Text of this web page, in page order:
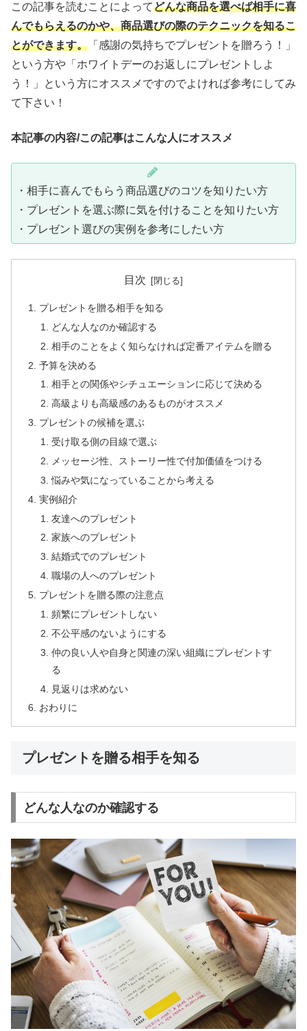
この記事を読むことによってどんな商品を選べば相手に喜
んでもらえるのかや、商品選びの際のテクニックを知るこ
とができます。 「感謝の気持ちでプレゼントを贈ろう！」
という方や「ホワイトデーのお返しにプレゼントしよ
う！」という方にオススメですのでよければ参考にしてみ
て下さい！
本記事の内容/この記事はこんな人にオススメ
・相手に喜んでもらう商品選びのコツを知りたい方
・プレゼントを選ぶ際に気を付けることを知りたい方
・プレゼント選びの実例を参考にしたい方
目次
プレゼントを贈る相手を知る
どんな人なのか確認する
相手のことをよく知らなければ定番アイテムを贈る
予算を決める
相手との関係やシチュエーションに応じて決める
高級よりも高級感のあるものがオススメ
プレゼントの候補を選ぶ
受け取る側の目線で選ぶ
メッセージ性、ストーリー性で付加価値をつける
悩みや気になっていることから考える
実例紹介
友達へのプレゼント
家族へのプレゼント
結婚式でのプレゼント
職場の人へのプレゼント
プレゼントを贈る際の注意点
頻繁にプレゼントしない
不公平感のないようにする
仲の良い人や自身と関連の深い組織にプレゼントす
る
見返りは求めない
おわりに
プレゼントを贈る相手を知る
どんな人なのか確認する